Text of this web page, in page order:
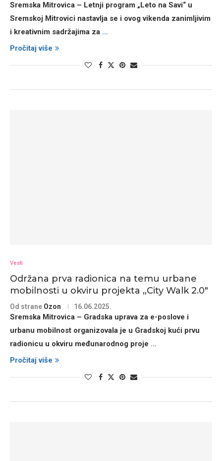
Sremska Mitrovica – Letnji program „Leto na Savi“ u
Sremskoj Mitrovici nastavlja se i ovog vikenda zanimljivim
i kreativnim sadržajima za ...
Pročitaj više
Vesti
Održana prva radionica na temu urbane
mobilnosti u okviru projekta „City Walk 2.0″
Od strane Ozon 16.06.2025.
Sremska Mitrovica – Gradska uprava za e-poslove i
urbanu mobilnost organizovala je u Gradskoj kući prvu
radionicu u okviru međunarodnog proje ...
Pročitaj više